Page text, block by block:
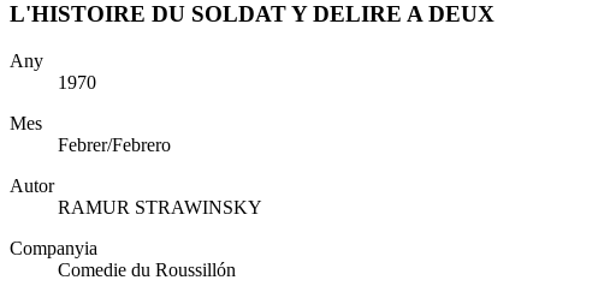
L'HISTOIRE DU SOLDAT Y DELIRE A DEUX
Any
1970
Mes
Febrer/Febrero
Autor
RAMUR STRAWINSKY
Companyia
Comedie du Roussillón